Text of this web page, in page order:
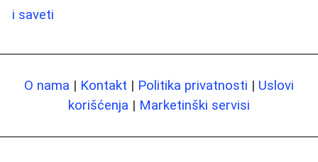
i saveti
O nama | Kontakt | Politika privatnosti | Uslovi
korišćenja | Marketinški servisi